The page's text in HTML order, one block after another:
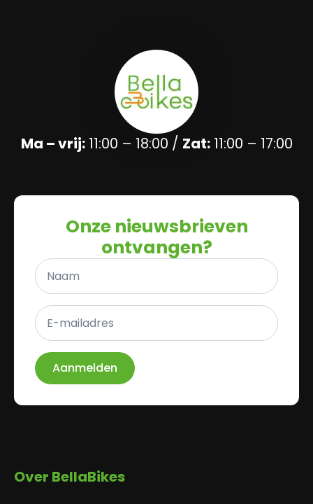
Ma – vrij:11:00 – 18:00 / Zat:11:00 – 17:00
Onze nieuwsbrieven
ontvangen?
Naam
E-
mailadres
*
Aanmelden
Over BellaBikes